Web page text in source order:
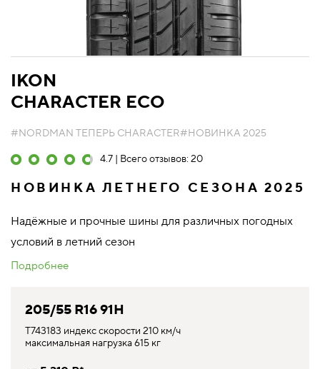
IKON
CHARACTER ECO
#NORDMAN ТЕПЕРЬ CHARACTER#НОВИНКА 2025
4.7 | Всего отзывов: 20
НОВИНКА ЛЕТНЕГО СЕЗОНА 2025
Надёжные и прочные шины для различных погодных
условий в летний сезон
Подробнее
205/55 R16 91H
T743183 индекс скорости 210 км/ч
максимальная нагрузка 615 кг